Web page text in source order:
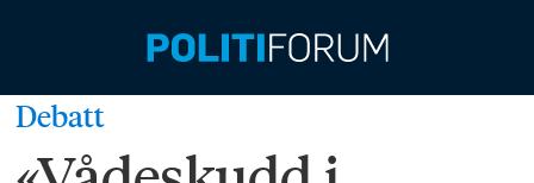
Debatt